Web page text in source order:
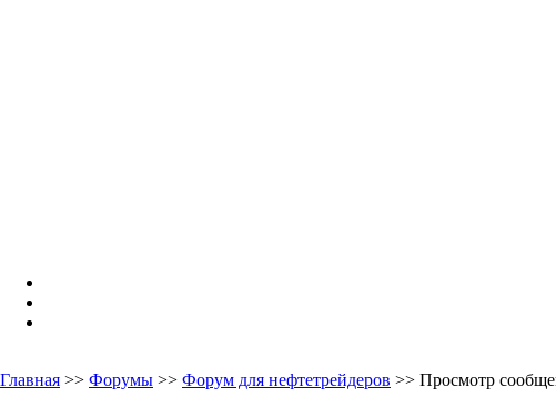
Главная >> Форумы >> Форум для нефтетрейдеров >> Просмотр